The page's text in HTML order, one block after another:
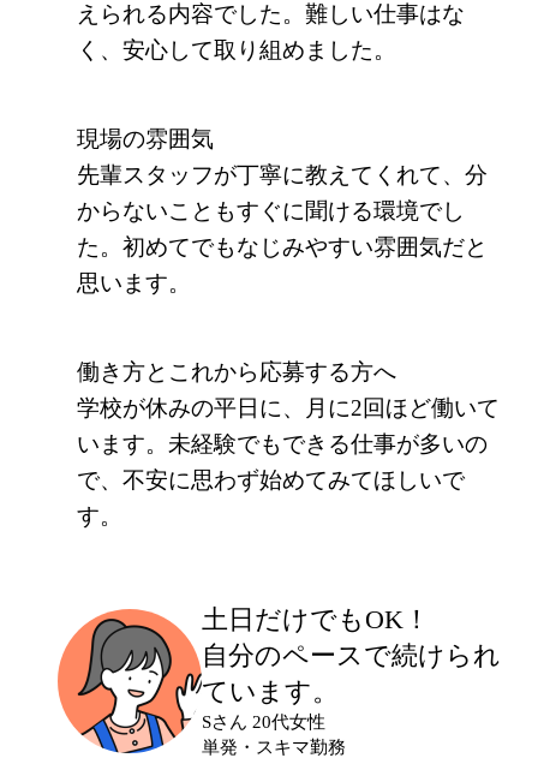
えられる内容でした。難しい仕事はな
く、安心して取り組めました。
現場の雰囲気
先輩スタッフが丁寧に教えてくれて、分
からないこともすぐに聞ける環境でし
た。初めてでもなじみやすい雰囲気だと
思います。
働き方とこれから応募する方へ
学校が休みの平日に、月に2回ほど働いて
います。未経験でもできる仕事が多いの
で、不安に思わず始めてみてほしいで
す。
土日だけでもOK！
自分のペースで続けられ
ています。
Sさん 20代女性
単発・スキマ勤務